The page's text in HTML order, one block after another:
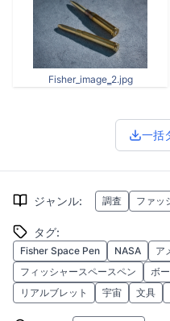
Fisher_image‗2.jpg
一括
ジャンル: 調査 ファッ
タグ:
Fisher Space Pen NASA ア
フィッシャースペースペン
ボ
リアルブレット
宇宙 文具